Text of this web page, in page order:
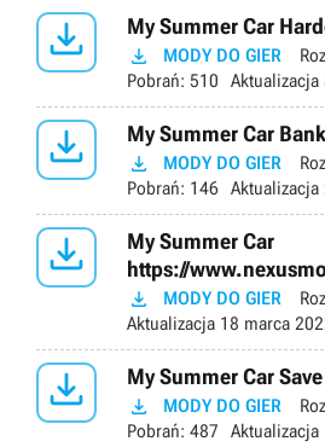
 My Summer Car
 MODY DO GIER
Pobrań: 510 Aktualizacja
 My Summer Car
 MODY DO GIER
Pobrań: 146 Aktualizacja

My Summer Car
https://
 MODY DO GIER
Aktualizacja 18 marca
 My Summer Car
 MODY DO GIER
Pobrań: 487 Aktualizacja